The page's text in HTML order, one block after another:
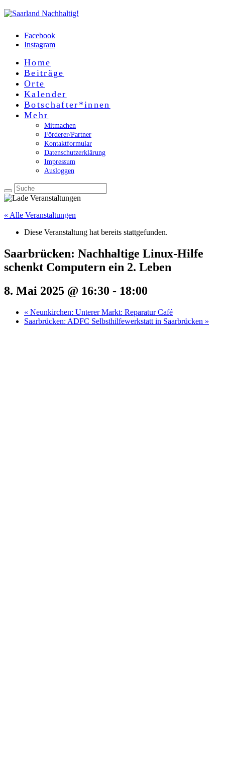
Facebook
Instagram
Home
Beiträge
Orte
Kalender
Botschafter*innen
Mehr
Mitmachen
Förderer/Partner
Kontaktformular
Datenschutzerklärung
Impressum
Ausloggen
« Alle Veranstaltungen
Diese Veranstaltung hat bereits stattgefunden.
Saarbrücken: Nachhaltige Linux-Hilfe
schenkt Computern ein 2. Leben
8. Mai 2025 @ 16:30 - 18:00
« Neunkirchen: Unterer Markt: Reparatur Café
Saarbrücken: ADFC Selbsthilfewerkstatt in Saarbrücken »